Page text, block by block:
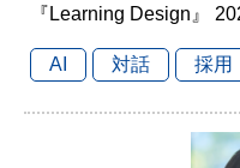
『Learning Design』
AI 対話 採用